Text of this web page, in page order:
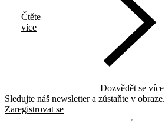
Čtěte
více
Dozvědět se více
Sledujte náš newsletter a zůstaňte v obraze.
Zaregistrovat se